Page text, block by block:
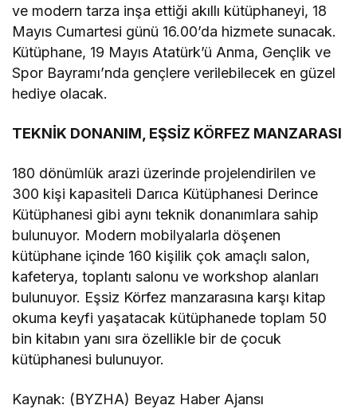
ve modern tarza inşa ettiği akıllı kütüphaneyi, 18
Mayıs Cumartesi günü 16.00’da hizmete sunacak.
Kütüphane, 19 Mayıs Atatürk’ü Anma, Gençlik ve
Spor Bayramı’nda gençlere verilebilecek en güzel
hediye olacak.
TEKNİK DONANIM, EŞSİZ KÖRFEZ MANZARASI
180 dönümlük arazi üzerinde projelendirilen ve
300 kişi kapasiteli Darıca Kütüphanesi Derince
Kütüphanesi gibi aynı teknik donanımlara sahip
bulunuyor. Modern mobilyalarla döşenen
kütüphane içinde 160 kişilik çok amaçlı salon,
kafeterya, toplantı salonu ve workshop alanları
bulunuyor. Eşsiz Körfez manzarasına karşı kitap
okuma keyfi yaşatacak kütüphanede toplam 50
bin kitabın yanı sıra özellikle bir de çocuk
kütüphanesi bulunuyor.
Kaynak: (BYZHA) Beyaz Haber Ajansı